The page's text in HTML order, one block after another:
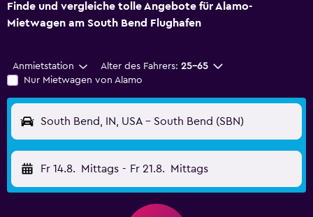
Finde und vergleiche tolle Angebote für Alamo-
Mietwagen am South Bend Flughafen
Anmietstation Alter des Fahrers: 25-65
Nur Mietwagen von Alamo
South Bend, IN, USA - South Bend (SBN)
Fr 14.8. Mittags - Fr 21.8. Mittags